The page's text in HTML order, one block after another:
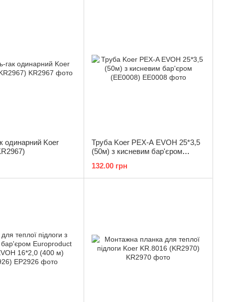
одинарний Koer
Труба Koer PEX-A EVOH 25*3,5
(50м) з кисневим бар'єром
132.00 грн